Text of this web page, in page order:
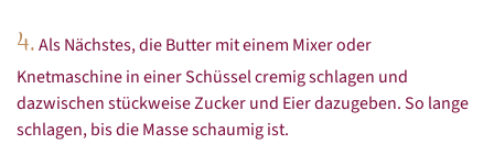
4.Als Nächstes, die Butter mit einem Mixer oder
Knetmaschine in einer Schüssel cremig schlagen und
dazwischen stückweise Zucker und Eier dazugeben. So lange
schlagen, bis die Masse schaumig ist.